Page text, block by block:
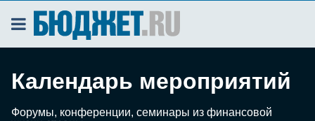
Календарь мероприятий
Форумы, конференции, семинары из финансовой